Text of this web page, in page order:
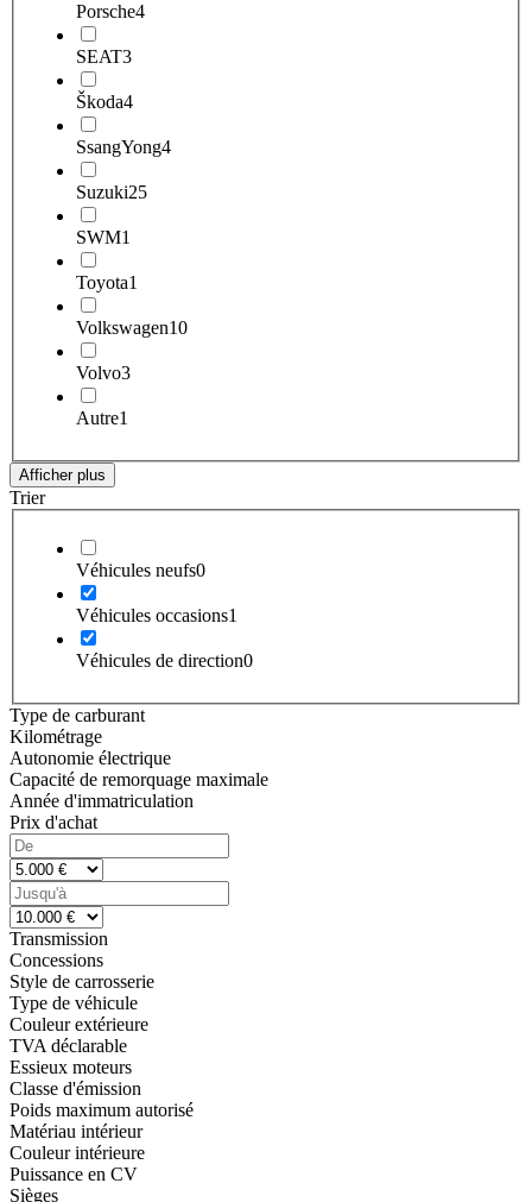
Porsche4
SEAT3
Škoda4
SsangYong4
Suzuki25
SWM1
Toyota1
Volkswagen10
Volvo3
Autre1
Afficher plus
Trier
Véhicules neufs0
Véhicules occasions1
Véhicules de direction0
Type de carburant
Kilométrage
Autonomie électrique
Capacité de remorquage maximale
Année d'immatriculation
Prix d'achat
Transmission
Concessions
Style de carrosserie
Type de véhicule
Couleur extérieure
TVA déclarable
Essieux moteurs
Classe d'émission
Poids maximum autorisé
Matériau intérieur
Couleur intérieure
Puissance en CV
Sièges